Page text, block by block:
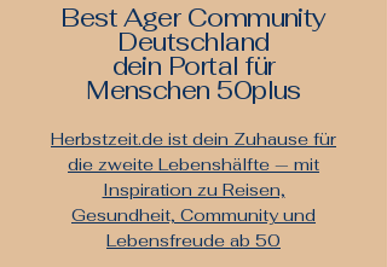
Best Ager Community
Deutschland
dein Portal für
Menschen 50plus
Herbstzeit.de ist dein Zuhause für
die zweite Lebenshälfte — mit
Inspiration zu Reisen,
Gesundheit, Community und
Lebensfreude ab 50